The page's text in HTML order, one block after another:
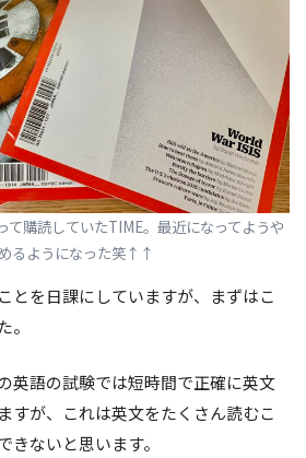
て購読していたTIME。最近になってようや
るようになった笑↑ ↑
とを日課にしていますが、まずはこ
。
英語の試験では短時間で正確に英文
すが、これは英文をたくさん読むこ
きないと思います。